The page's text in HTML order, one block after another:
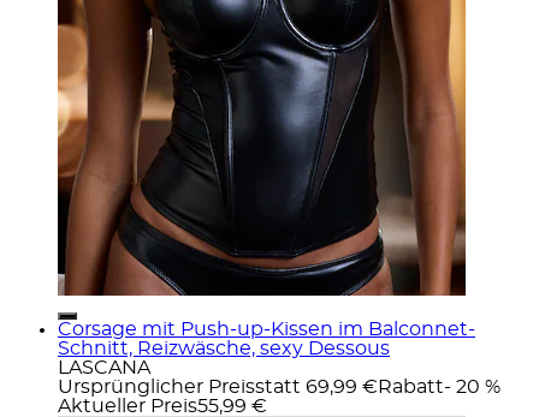
Corsage mit Push-up-Kissen im Balconnet-
Schnitt, Reizwäsche, sexy Dessous
LASCANA
Ursprünglicher Preisstatt 69,99 € Rabatt- 20 %
Aktueller Preis55,99 €